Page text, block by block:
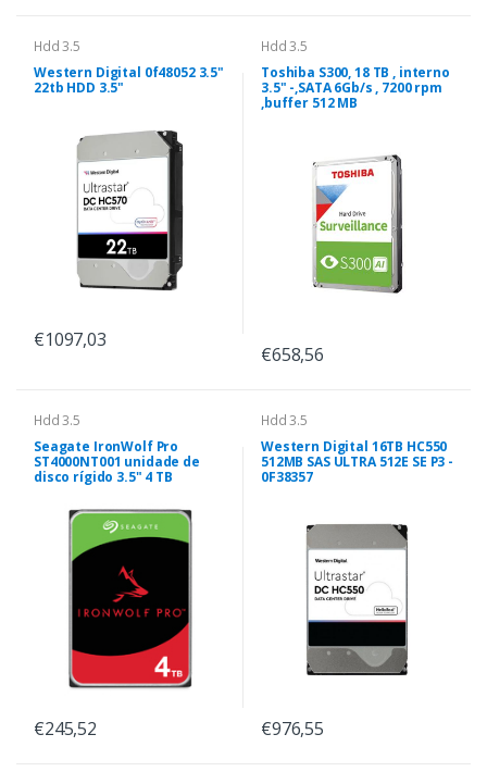
Hdd 3.5
Western Digital 0f48052 3.5"
22tb HDD 3.5"
€1097,03
Hdd 3.5
Toshiba S300, 18 TB , interno
3.5" -,SATA 6Gb/s , 7200 rpm
,buffer 512 MB
€658,56
Hdd 3.5
Seagate IronWolf Pro
ST4000NT001 unidade de
disco rígido 3.5" 4 TB
€245,52
Hdd 3.5
Western Digital 16TB HC550
512MB SAS ULTRA 512E SE P3 -
0F38357
€976,55